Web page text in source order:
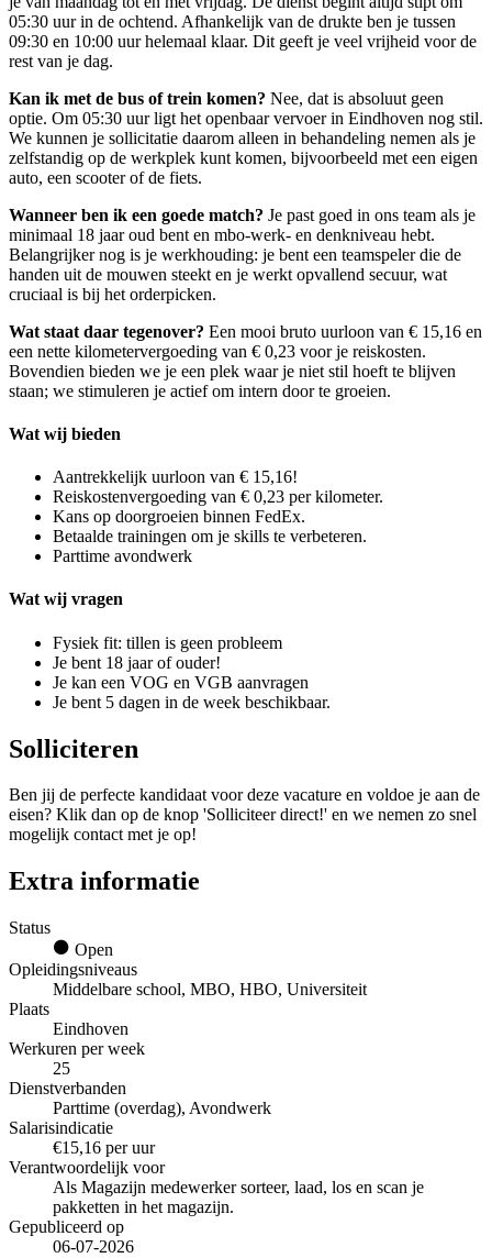
05:30 uur in de ochtend. Afhankelijk van de drukte ben je tussen
09:30 en 10:00 uur helemaal klaar. Dit geeft je veel vrijheid voor de
rest van je dag.
Kan ik met de bus of trein komen? Nee, dat is absoluut geen
optie. Om 05:30 uur ligt het openbaar vervoer in Eindhoven nog stil.
We kunnen je sollicitatie daarom alleen in behandeling nemen als je
zelfstandig op de werkplek kunt komen, bijvoorbeeld met een eigen
auto, een scooter of de fiets.
Wanneer ben ik een goede match? Je past goed in ons team als je
minimaal 18 jaar oud bent en mbo-werk- en denkniveau hebt.
Belangrijker nog is je werkhouding: je bent een teamspeler die de
handen uit de mouwen steekt en je werkt opvallend secuur, wat
cruciaal is bij het orderpicken.
Wat staat daar tegenover? Een mooi bruto uurloon van € 15,16 en
een nette kilometervergoeding van € 0,23 voor je reiskosten.
Bovendien bieden we je een plek waar je niet stil hoeft te blijven
staan; we stimuleren je actief om intern door te groeien.
Wat wij bieden
Aantrekkelijk uurloon van € 15,16!
Reiskostenvergoeding van € 0,23 per kilometer.
Kans op doorgroeien binnen FedEx.
Betaalde trainingen om je skills te verbeteren.
Parttime avondwerk
Wat wij vragen
Fysiek fit: tillen is geen probleem
Je bent 18 jaar of ouder!
Je kan een VOG en VGB aanvragen
Je bent 5 dagen in de week beschikbaar.
Solliciteren
Ben jij de perfecte kandidaat voor deze vacature en voldoe je aan de
eisen? Klik dan op de knop 'Solliciteer direct!' en we nemen zo snel
mogelijk contact met je op!
Extra informatie
Status
Open
Opleidingsniveaus
Middelbare school, MBO, HBO, Universiteit
Plaats
Eindhoven
Werkuren per week
25
Dienstverbanden
Parttime (overdag), Avondwerk
Salarisindicatie
€15,16 per uur
Verantwoordelijk voor
Als Magazijn medewerker sorteer, laad, los en scan je
pakketten in het magazijn.
Gepubliceerd op
06-07-2026